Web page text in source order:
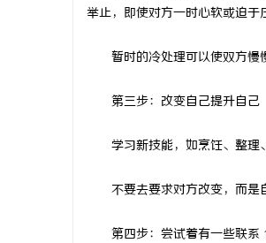
举止，即使对方一时心软或迫于
暂时的冷处理可以使双方慢慢
第三步：改变自己提升自己
学习新技能，如烹饪、整理、
不要去要求对方改变，而是自
第四步：尝试着有一些联系